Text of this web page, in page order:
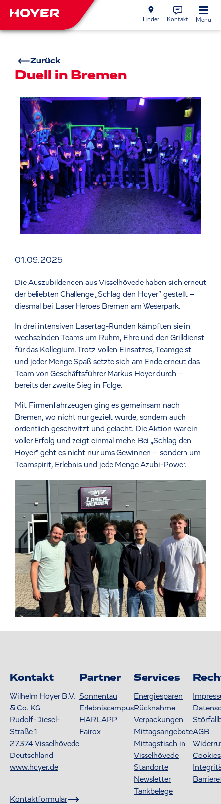
Finder Kontakt Menü
Zurück
Duell in Bremen
01.09.2025
Die Auszubildenden aus Visselhövede haben sich erneut
der beliebten Challenge „Schlag den Hoyer“ gestellt –
diesmal bei Laser Heroes Bremen am Weserpark.
In drei intensiven Lasertag-Runden kämpften sie in
wechselnden Teams um Ruhm, Ehre und den Grilldienst
für das Kollegium. Trotz vollen Einsatzes, Teamgeist
und jeder Menge Spaß setzte sich am Ende erneut das
Team von Geschäftsführer Markus Hoyer durch –
bereits der zweite Sieg in Folge.
Mit Firmenfahrzeugen ging es gemeinsam nach
Bremen, wo nicht nur gezielt wurde, sondern auch
ordentlich geschwitzt und gelacht. Die Aktion war ein
voller Erfolg und zeigt einmal mehr: Bei „Schlag den
Hoyer“ geht es nicht nur ums Gewinnen – sondern um
Teamspirit, Erlebnis und jede Menge Azubi-Power.
Kontakt
Wilhelm Hoyer B.V.
& Co. KG
Rudolf-Diesel-
Straße 1
27374Visselhövede
Deutschland
www.hoyer.de
Kontaktformular
Partner
Sonnentau
Erlebniscampus
HARLAPP
Fairox
Services
Energiesparen
Rücknahme
Verpackungen
Mittagsangebote
Mittagstisch in
Visselhövede
Standorte
Newsletter
Tankbelege
AGB
Cookies